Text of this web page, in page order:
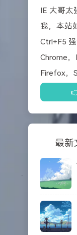
IE 大哥太
我，本站
Ctrl+F5
Chrome
Firefox，
最新